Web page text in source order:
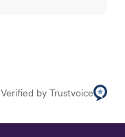
Verified by Trustvoice